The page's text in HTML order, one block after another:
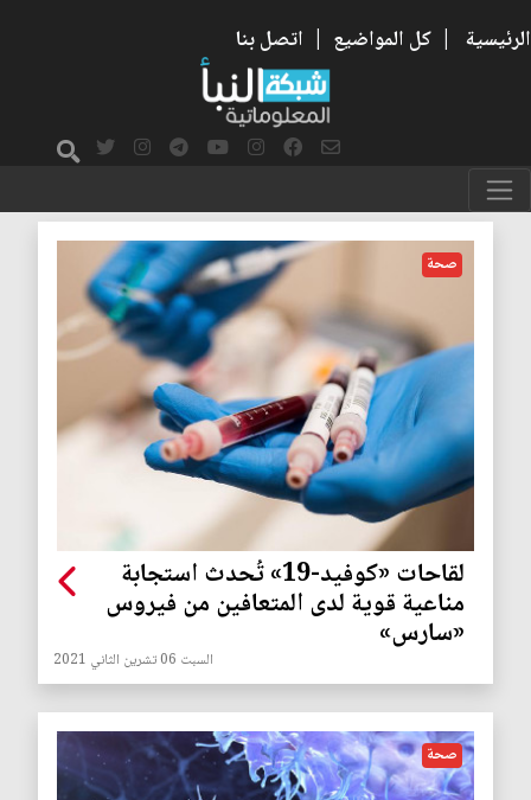
الرئيسية | كل المواضيع | اتصل بنا
المناعة
صحة
لقاحات «كوفيد-19» تُحدث استجابة
مناعية قوية لدى المتعافين من فيروس
«سارس»
السبت 06 تشرين الثاني 2021
صحة